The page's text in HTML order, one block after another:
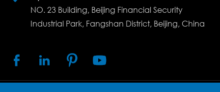
NO. 23 Building, Beijing Financial Security
Industrial Park, Fangshan District, Beijing, China
   